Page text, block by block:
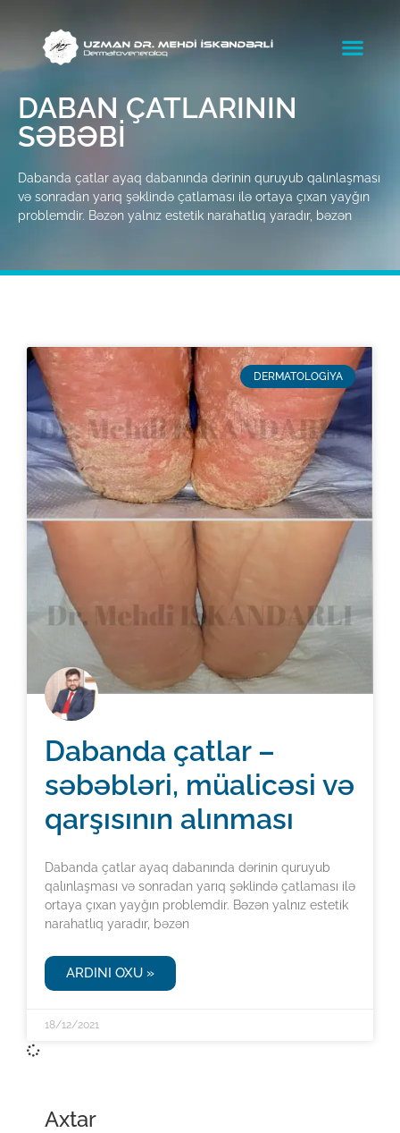
DABAN ÇATLARININ
SƏBƏBI
Dabanda çatlar ayaq dabanında dərinin quruyub qalınlaşması
və sonradan yarıq şəklində çatlaması ilə ortaya çıxan yayğın
problemdir. Bəzən yalnız estetik narahatlıq yaradır, bəzən
DERMATOLOGİYA
Dabanda çatlar –
səbəbləri, müalicəsi və
qarşısının alınması
Dabanda çatlar ayaq dabanında dərinin quruyub
qalınlaşması və sonradan yarıq şəklində çatlaması ilə
ortaya çıxan yayğın problemdir. Bəzən yalnız estetik
narahatlıq yaradır, bəzən
ARDINI OXU »
18/12/2021
Axtar